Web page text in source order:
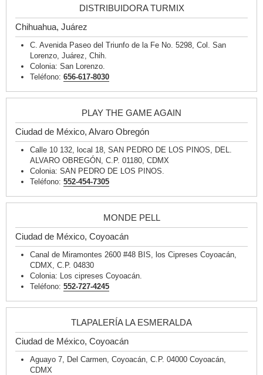
DISTRIBUIDORA TURMIX
Chihuahua, Juárez
C. Avenida Paseo del Triunfo de la Fe No. 5298, Col. San
Lorenzo, Juárez, Chih.
Colonia: San Lorenzo.
Teléfono: 656-617-8030
PLAY THE GAME AGAIN
Ciudad de México, Alvaro Obregón
Calle 10 132, local 18, SAN PEDRO DE LOS PINOS, DEL.
ALVARO OBREGÓN, C.P. 01180, CDMX
Colonia: SAN PEDRO DE LOS PINOS.
Teléfono: 552-454-7305
MONDE PELL
Ciudad de México, Coyoacán
Canal de Miramontes 2600 #48 BIS, los Cipreses Coyoacán,
CDMX, C.P. 04830
Colonia: Los cipreses Coyoacán.
Teléfono: 552-727-4245
TLAPALERÍA LA ESMERALDA
Ciudad de México, Coyoacán
Aguayo 7, Del Carmen, Coyoacán, C.P. 04000 Coyoacán,
CDMX